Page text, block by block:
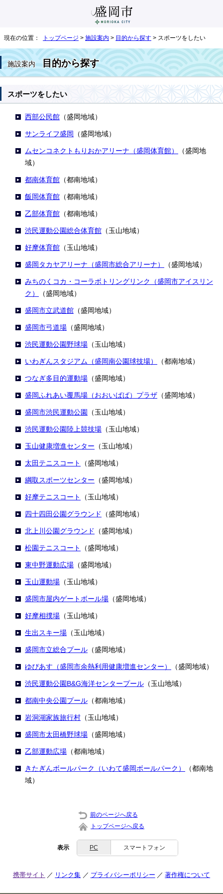
現在の位置： トップページ > 施設案内 > 目的から探す > スポーツをしたい
施設案内 目的から探す
スポーツをしたい
西部公民館 （盛岡地域）
サンライフ盛岡 （盛岡地域）
ムセンコネクトもりおかアリーナ（盛岡体育館）
（盛岡地
域）
都南体育館 （都南地域）
飯岡体育館 （都南地域）
乙部体育館 （都南地域）
渋民運動公園総合体育館 （玉山地域）
好摩体育館 （玉山地域）
盛岡タカヤアリーナ（盛岡市総合アリーナ） （盛岡地域）
みちのくコカ・コーラボトリングリンク（盛岡市アイスリン
ク）
（盛岡地域）
盛岡市立武道館 （盛岡地域）
盛岡市弓道場 （盛岡地域）
渋民運動公園野球場 （玉山地域）
いわぎんスタジアム（盛岡南公園球技場） （都南地域）
つなぎ多目的運動場 （盛岡地域）
盛岡ふれあい覆馬場（おおいばば）プラザ （盛岡地域）
盛岡市渋民運動公園 （玉山地域）
渋民運動公園陸上競技場 （玉山地域）
玉山健康増進センター （玉山地域）
太田テニスコート （盛岡地域）
綱取スポーツセンター （盛岡地域）
好摩テニスコート （玉山地域）
四十四田公園グラウンド （盛岡地域）
北上川公園グラウンド （盛岡地域）
松園テニスコート （盛岡地域）
東中野運動広場 （盛岡地域）
玉山運動場 （玉山地域）
盛岡市屋内ゲートボール場 （盛岡地域）
好摩相撲場 （玉山地域）
生出スキー場 （玉山地域）
盛岡市立総合プール （盛岡地域）
ゆぴあす（盛岡市余熱利用健康増進センター） （盛岡地域）
渋民運動公園B&G海洋センタープール （玉山地域）
都南中央公園プール （都南地域）
岩洞湖家族旅行村 （玉山地域）
盛岡市太田橋野球場 （盛岡地域）
乙部運動広場 （都南地域）
きたぎんボールパーク（いわて盛岡ボールパーク）
（都南地
域）
前のページへ戻る
トップページへ戻る
表示 PC スマートフォン
携帯サイト リンク集 プライバシーポリシー 著作権について